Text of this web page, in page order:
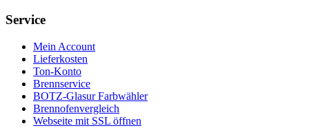
Service
Mein Account
Lieferkosten
Ton-Konto
Brennservice
BOTZ-Glasur Farbwähler
Brennofenvergleich
Webseite mit SSL öffnen